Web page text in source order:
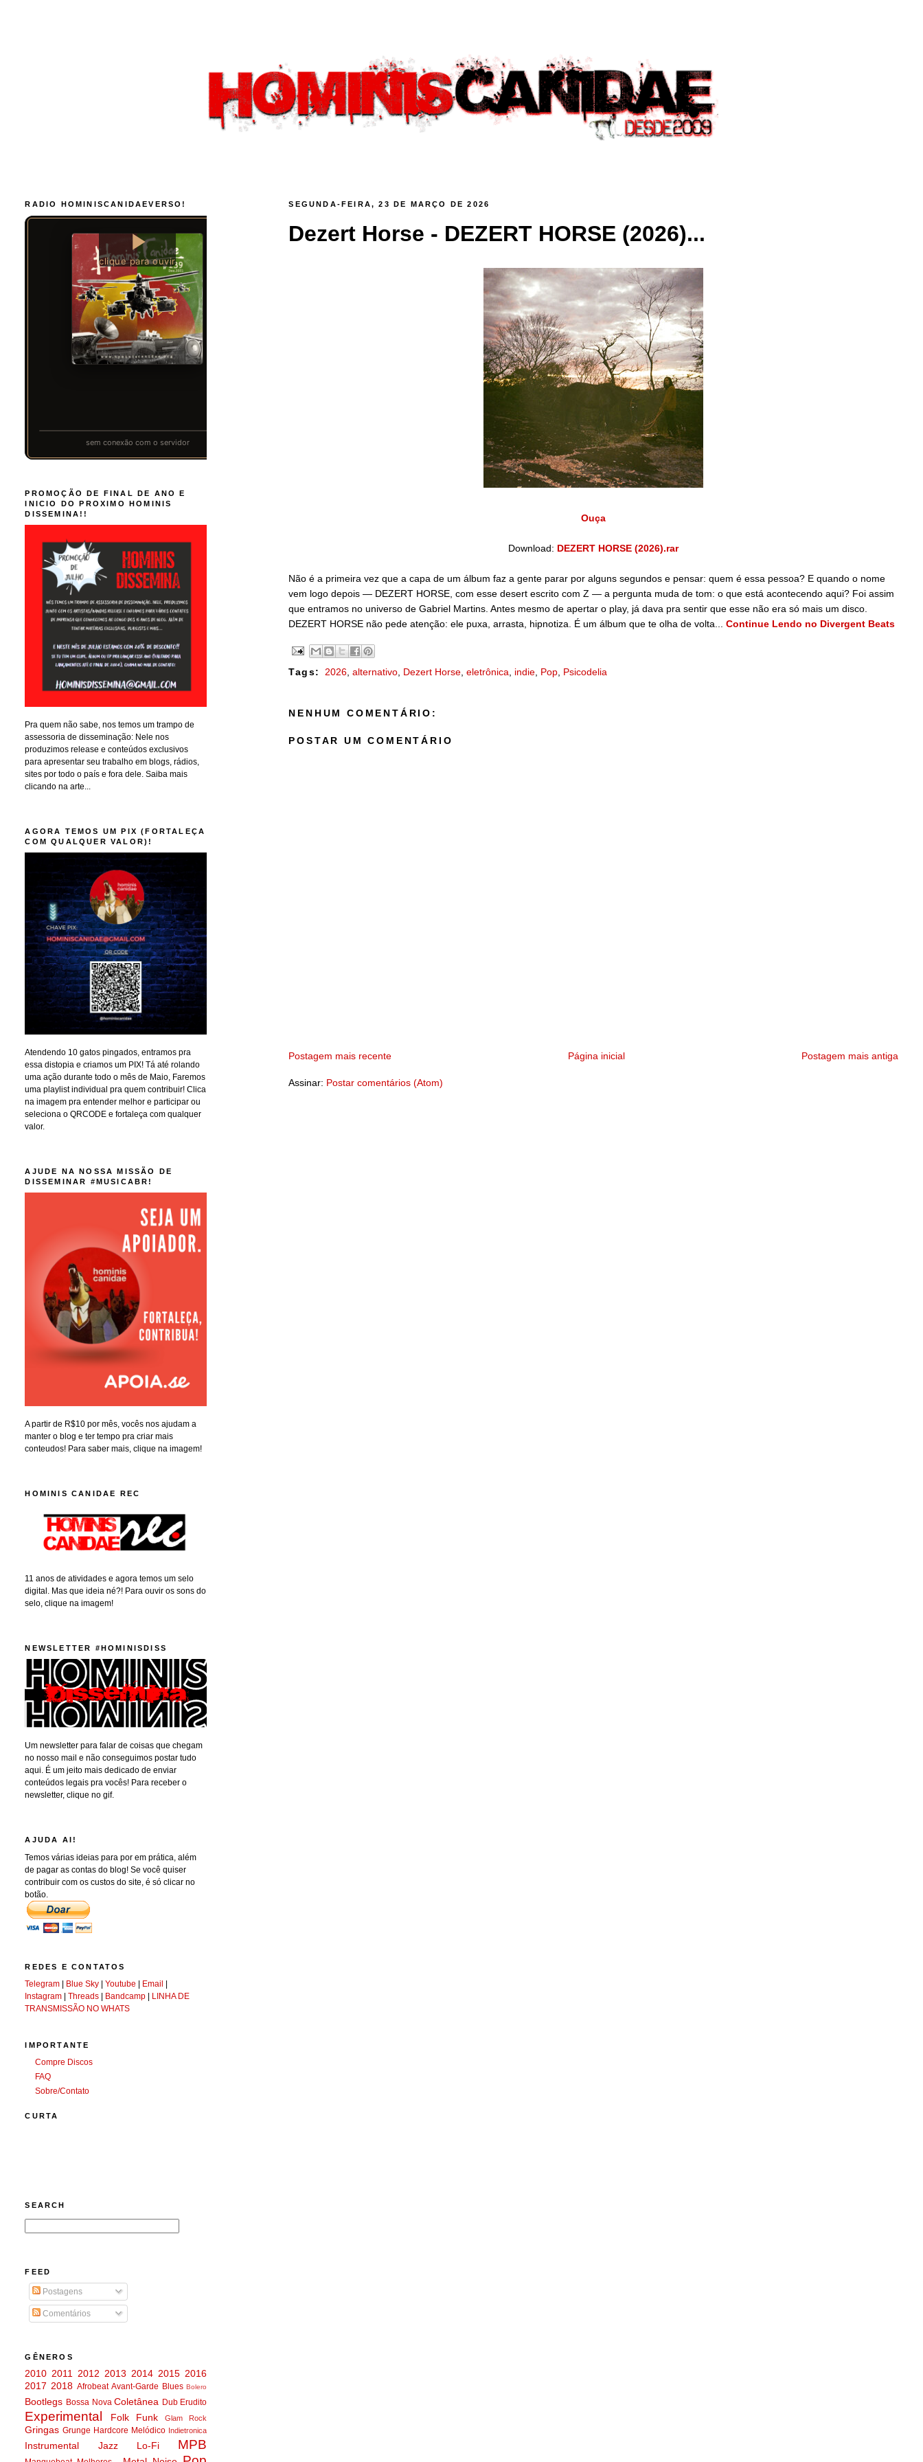
SEGUNDA-FEIRA, 23 DE MARÇO DE 2026
Dezert Horse - DEZERT HORSE (2026)...
Ouça
Download: DEZERT HORSE (2026).rar
Não é a primeira vez que a capa de um álbum faz a gente parar por alguns segundos e pensar: quem é essa pessoa? E quando o nome
vem logo depois — DEZERT HORSE, com esse desert escrito com Z — a pergunta muda de tom: o que está acontecendo aqui? Foi assim
que entramos no universo de Gabriel Martins. Antes mesmo de apertar o play, já dava pra sentir que esse não era só mais um disco.
DEZERT HORSE não pede atenção: ele puxa, arrasta, hipnotiza. É um álbum que te olha de volta...Continue Lendo no Divergent Beats
Tags: 2026 ,alternativo Dezert Horse ,eletrônica indie Pop Psicodelia
NENHUM COMENTÁRIO:
POSTAR UM COMENTÁRIO
Postagem mais recente Postagem mais antiga
Página inicial
Assinar: Postar comentários (Atom)
RADIO HOMINISCANIDAEVERSO!
PROMOÇÃO DE FINAL DE ANO E
INICIO DO PROXIMO HOMINIS
DISSEMINA!!
Pra quem não sabe, nos temos um trampo de
assessoria de disseminação: Nele nos
produzimos release e conteúdos exclusivos
para apresentar seu trabalho em blogs, rádios,
sites por todo o país e fora dele. Saiba mais
clicando na arte...
AGORA TEMOS UM PIX (FORTALEÇA
COM QUALQUER VALOR)!
Atendendo 10 gatos pingados, entramos pra
essa distopia e criamos um PIX! Tá até rolando
uma ação durante todo o mês de Maio, Faremos
uma playlist individual pra quem contribuir! Clica
na imagem pra entender melhor e participar ou
seleciona o QRCODE e fortaleça com qualquer
valor.
AJUDE NA NOSSA MISSÃO DE
DISSEMINAR #MUSICABR!
A partir de R$10 por mês, vocês nos ajudam a
manter o blog e ter tempo pra criar mais
conteudos! Para saber mais, clique na imagem!
HOMINIS CANIDAE REC
11 anos de atividades e agora temos um selo
digital. Mas que ideia né?! Para ouvir os sons do
selo, clique na imagem!
NEWSLETTER #HOMINISDISS
Um newsletter para falar de coisas que chegam
no nosso mail e não conseguimos postar tudo
aqui. É um jeito mais dedicado de enviar
conteúdos legais pra vocês! Para receber o
newsletter, clique no gif.
AJUDA AI!
Temos várias ideias para por em prática, além
de pagar as contas do blog! Se você quiser
contribuir com os custos do site, é só clicar no
botão.
REDES E CONTATOS
Telegram | Blue Sky |Youtube | Email |
Instagram |Threads | Bandcamp | LINHA DE
TRANSMISSÃO NO WHATS
IMPORTANTE
Compre Discos
FAQ
Sobre/Contato
CURTA
SEARCH
FEED
Postagens
Comentários
GÊNEROS
2010 2011 2012 2013 2014 2015 2016
2017 2018 Afrobeat Avant-Garde Blues Bolero
Bootlegs Bossa Nova Coletânea Dub Erudito
Experimental Folk Funk Glam Rock
Gringas Grunge Hardcore Melódico Indietronica
Instrumental Jazz Lo-Fi MPB